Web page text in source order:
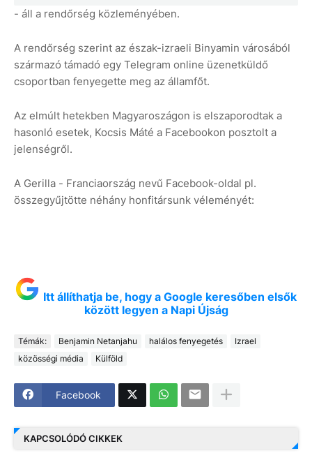
- áll a rendőrség közleményében.
A rendőrség szerint az észak-izraeli Binyamin városából
származó támadó egy Telegram online üzenetküldő
csoportban fenyegette meg az államfőt.
Az elmúlt hetekben Magyaroszágon is elszaporodtak a
hasonló esetek, Kocsis Máté a Facebookon posztolt a
jelenségről.
A Gerilla - Franciaország nevű Facebook-oldal pl.
összegyűjtötte néhány honfitársunk véleményét:
Itt állíthatja be, hogy a Google keresőben elsők
között legyen a Napi Újság
Témák: Benjamin Netanjahu halálos fenyegetés
Izrael
közösségi média
Külföld
Facebook
KAPCSOLÓDÓ CIKKEK